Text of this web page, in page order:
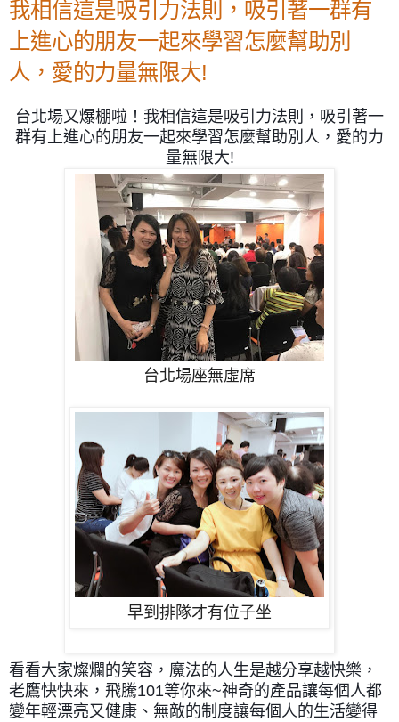
我相信這是吸引力法則，吸引著一群有
上進心的朋友一起來學習怎麼幫助別
人，愛的力量無限大!
台北場又爆棚啦！我相信這是吸引力法則，吸引著一
群有上進心的朋友一起來學習怎麼幫助別人，愛的力
量無限大!
台北場座無虛席
早到排隊才有位子坐
看看大家燦爛的笑容，魔法的人生是越分享越快樂，
老鷹快快來，飛騰101等你來~神奇的產品讓每個人都
變年輕漂亮又健康、無敵的制度讓每個人的生活變得